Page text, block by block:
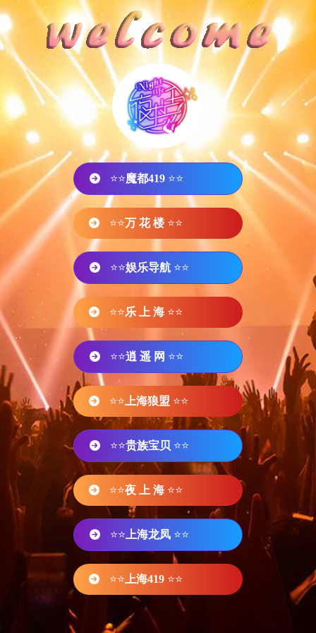
⭐⭐魔都419 ⭐⭐
⭐⭐万 花 楼 ⭐⭐
⭐⭐娱乐导航 ⭐⭐
⭐⭐乐 上 海 ⭐⭐
⭐⭐逍 遥 网 ⭐⭐
⭐⭐ 上海狼盟 ⭐⭐
⭐⭐贵族宝贝 ⭐⭐
⭐⭐夜 上 海 ⭐⭐
⭐⭐ 上海龙凤 ⭐⭐
⭐⭐ 上海419 ⭐⭐